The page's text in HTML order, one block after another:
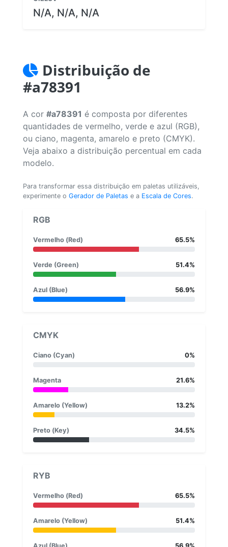
N/A, N/A, N/A
Distribuição de
#a78391
A cor #a78391 é composta por diferentes
quantidades de vermelho, verde e azul (RGB),
ou ciano, magenta, amarelo e preto (CMYK).
Veja abaixo a distribuição percentual em cada
modelo.
Para transformar essa distribuição em paletas utilizáveis,
experimente o Gerador de Paletas e a Escala de Cores.
RGB
Vermelho (Red) 65.5%
Verde (Green) 51.4%
Azul (Blue) 56.9%
CMYK
Ciano (Cyan) 0%
Magenta 21.6%
Amarelo (Yellow) 13.2%
Preto (Key) 34.5%
RYB
Vermelho (Red) 65.5%
Amarelo (Yellow) 51.4%
Azul (Blue) 56.9%